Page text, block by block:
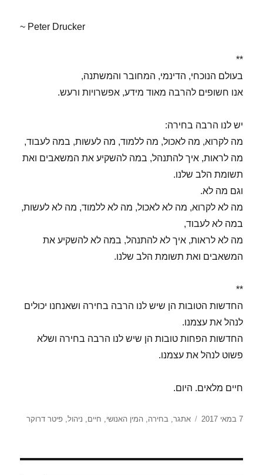
~ Peter Drucker
**
בעולם הנוכחי, הדינמי, המחובר והמשתנה,
אנו חשופים להרבה מאוד מידע, אפשרויות ורעש.
יש לנו הרבה בחירה:
מה לקרוא, מה לאכול, מה ללמוד, מה לעשות, במה לעבוד,
מה לראות, איך להתנהל, במה להשקיע את המשאבים ואת
תשומת הלב שלנו.
וגם מה לא.
מה לא לקרוא, מה לא לאכול, מה לא ללמוד, מה לא לעשות,
במה לא לעבוד,
מה לא לראות, איך לא להתנהל, במה לא להשקיע את
המשאבים ואת תשומת הלב שלנו.
**
החדשות הטובות הן שיש לנו הרבה בחירה ושאנחנו יכולים
לנהל את עצמנו.
החדשות הפחות טובות הן שיש לנו הרבה בחירה ושלא
פשוט לנהל את עצמנו.
חיים מלאים. היום.
פורסם
7 במאי 2017 תגיות
אתגר,בחירה,המין האנושי, חיים, ניהול,פיטר דרוקר